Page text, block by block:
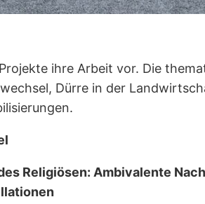
ihre Arbeit vor. Die
Dürre in der
Religiösen: Ambivalente